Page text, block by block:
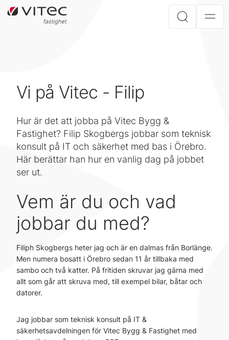
Vi på Vitec - Filip
Hur är det att jobba på Vitec Bygg &
Fastighet? Filip Skogbergs jobbar som teknisk
konsult på IT och säkerhet med bas i Örebro.
Här berättar han hur en vanlig dag på jobbet
ser ut.
Vem är du och vad
jobbar du med?
Filiph Skogbergs heter jag och är en dalmas från Borlänge.
Men numera bosatt i Örebro sedan 11 år tillbaka med
sambo och två katter. På fritiden skruvar jag gärna med
allt som går att skruva med, till exempel bilar, båtar och
datorer.
Jag jobbar som teknisk konsult på IT &
säkerhetsavdelningen för Vitec Bygg & Fastighet med